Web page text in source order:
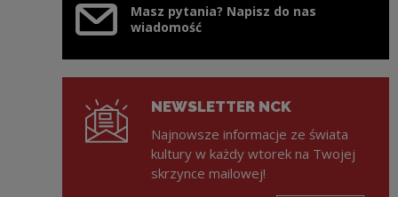
Masz pytania? Napisz do nas
wiadomość
NEWSLETTER NCK
Najnowsze informacje ze świata
kultury w każdy wtorek na Twojej
skrzynce mailowej!